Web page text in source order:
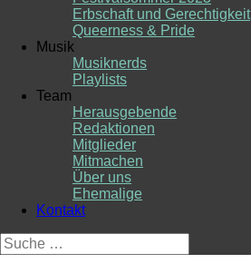
Erbschaft und Gerechtigkeit
Queerness & Pride
Musik
Musiknerds
Playlists
Team
Herausgebende
Redaktionen
Mitglieder
Mitmachen
Über uns
Ehemalige
Kontakt
Suche
nach: